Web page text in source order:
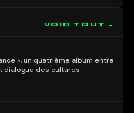
VOIR TOUT →
», un quatrième album entre
dialogue des cultures